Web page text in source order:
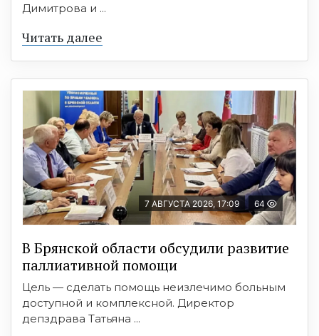
Димитрова и ...
Читать далее
7 АВГУСТА 2026, 17:09 64
В Брянской области обсудили развитие
паллиативной помощи
Цель — сделать помощь неизлечимо больным
доступной и комплексной. Директор
депздрава Татьяна ...